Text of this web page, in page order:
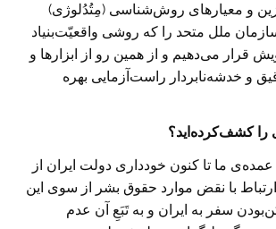
و معیارهای روش‌شناسی (مِتُدُلوژی)
ملل متحد را که روشی واقعیّت‌بنیاد
می‌دهیم و از همین رو از ابزارها و
و خدشه‌نابردار راست‌آزمایی بهره
را کشف‌کرده‌اید؟
ما تا کنون خودداری دولت ایران از
با نقض موارد حقوق بشر از سوی این
سفر به ایران و به تَبَعِ آن عدم